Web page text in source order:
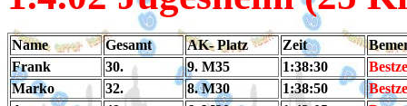
Name Gesamt AK- Platz Zeit
Frank
30. 9. M35 1:38:30
Marko
32. 8. M30 1:38:50